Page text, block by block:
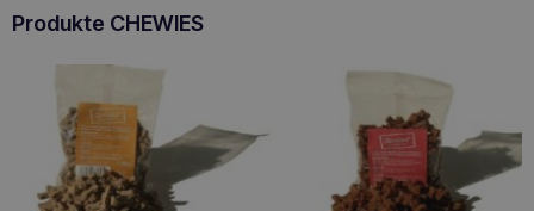
Produkte CHEWIES